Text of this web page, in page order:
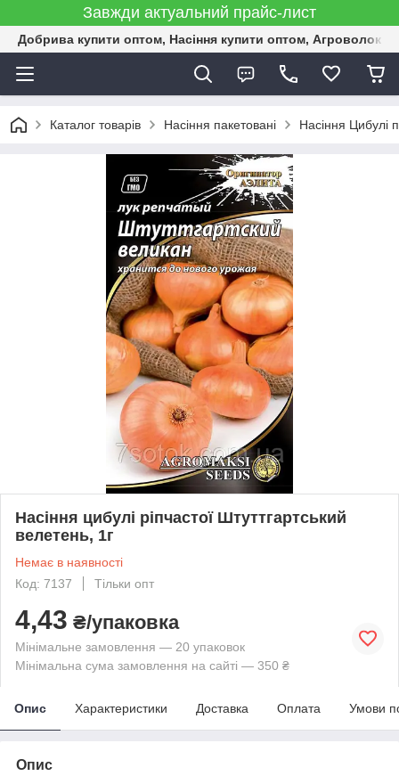
Завжди актуальний прайс-лист
Добрива купити оптом, Насіння купити оптом,
Каталог товарів Насіння пакетовані Насіння Цибулі
Насіння цибулі ріпчастої Штуттгартський
велетень, 1г
Немає в наявності
Код: 7137
Тільки опт
4,43 ₴/упаковка
Мінімальне замовлення — 20 упаковок
Мінімальна сума замовлення на сайті — 350 ₴
Опис Характеристики Доставка Оплата Умови
Опис